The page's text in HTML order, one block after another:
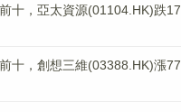
十，亞太資源(01104.HK)跌
前十，創想三維(03388.HK)漲